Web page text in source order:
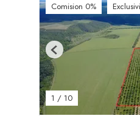
Comision 0%
1 / 10
Previous